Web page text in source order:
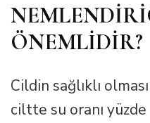
ÖNEMLİDİR?
Cildin sağlıklı
ciltte su oranı